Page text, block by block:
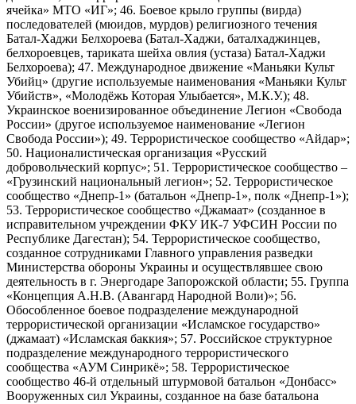
ячейка» МТО «ИГ»; 46. Боевое крыло группы (вирда)
последователей (мюидов, мурдов) религиозного течения
Батал-Хаджи Белхороева (Батал-Хаджи, баталхаджинцев,
белхороевцев, тариката шейха овлия (устаза) Батал-Хаджи
Белхороева); 47. Международное движение «Маньяки Культ
Убийц» (другие используемые наименования «Маньяки Культ
Убийств», «Молодёжь Которая Улыбается», М.К.У.); 48.
Украинское военизированное объединение Легион «Свобода
России» (другое используемое наименование «Легион
Свобода России»); 49. Террористическое сообщество «Айдар»;
50. Националистическая организация «Русский
добровольческий корпус»; 51. Террористическое сообщество –
«Грузинский национальный легион»; 52. Террористическое
сообщество «Днепр-1» (батальон «Днепр-1», полк «Днепр-1»);
53. Террористическое сообщество «Джамаат» (созданное в
исправительном учреждении ФКУ ИК-7 УФСИН России по
Республике Дагестан); 54. Террористическое сообщество,
созданное сотрудниками Главного управления разведки
Министерства обороны Украины и осуществлявшее свою
деятельность в г. Энергодаре Запорожской области; 55. Группа
«Концепция А.Н.В. (Авангард Народной Воли)»; 56.
Обособленное боевое подразделение международной
террористической организации «Исламское государство»
(джамаат) «Исламская баккия»; 57. Российское структурное
подразделение международного террористического
сообщества «АУМ Синрикё»; 58. Террористическое
сообщество 46-й отдельный штурмовой батальон «Донбасс»
Вооруженных сил Украины, созданное на базе батальона